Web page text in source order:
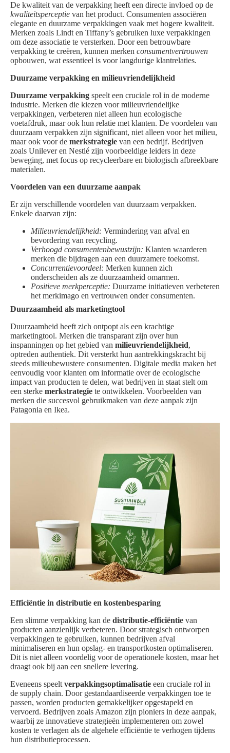
De kwaliteit van de verpakking heeft een directe invloed op de
kwaliteitsperceptie van het product. Consumenten associëren
elegante en duurzame verpakkingen vaak met hogere kwaliteit.
Merken zoals Lindt en Tiffany’s gebruiken luxe verpakkingen
om deze associatie te versterken. Door een betrouwbare
verpakking te creëren, kunnen merken consumentvertrouwen
opbouwen, wat essentieel is voor langdurige klantrelaties.
Duurzame verpakking en milieuvriendelijkheid
Duurzame verpakking speelt een cruciale rol in de moderne
industrie. Merken die kiezen voor milieuvriendelijke
verpakkingen, verbeteren niet alleen hun ecologische
voetafdruk, maar ook hun relatie met klanten. De voordelen van
duurzaam verpakken zijn significant, niet alleen voor het milieu,
maar ook voor de merkstrategie van een bedrijf. Bedrijven
zoals Unilever en Nestlé zijn voorbeeldige leiders in deze
beweging, met focus op recycleerbare en biologisch afbreekbare
materialen.
Voordelen van een duurzame aanpak
Er zijn verschillende voordelen van duurzaam verpakken.
Enkele daarvan zijn:
Milieuvriendelijkheid: Vermindering van afval en
bevordering van recycling.
Verhoogd consumentenbewustzijn: Klanten waarderen
merken die bijdragen aan een duurzamere toekomst.
Concurrentievoordeel: Merken kunnen zich
onderscheiden als ze duurzaamheid omarmen.
Positieve merkperceptie: Duurzame initiatieven verbeteren
het merkimago en vertrouwen onder consumenten.
Duurzaamheid als marketingtool
Duurzaamheid heeft zich ontpopt als een krachtige
marketingtool. Merken die transparant zijn over hun
inspanningen op het gebied van milieuvriendelijkheid,
optreden authentiek. Dit versterkt hun aantrekkingskracht bij
steeds milieubewustere consumenten. Digitale media maken het
eenvoudig voor klanten om informatie over de ecologische
impact van producten te delen, wat bedrijven in staat stelt om
een sterke merkstrategie te ontwikkelen. Voorbeelden van
merken die succesvol gebruikmaken van deze aanpak zijn
Patagonia en Ikea.
Efficiëntie in distributie en kostenbesparing
Een slimme verpakking kan de distributie-efficiëntie van
producten aanzienlijk verbeteren. Door strategisch ontworpen
verpakkingen te gebruiken, kunnen bedrijven afval
minimaliseren en hun opslag- en transportkosten optimaliseren.
Dit is niet alleen voordelig voor de operationele kosten, maar het
draagt ook bij aan een snellere levering.
Eveneens speelt verpakkingsoptimalisatie een cruciale rol in
de supply chain. Door gestandaardiseerde verpakkingen toe te
passen, worden producten gemakkelijker opgestapeld en
vervoerd. Bedrijven zoals Amazon zijn pioniers in deze aanpak,
waarbij ze innovatieve strategieën implementeren om zowel
kosten te verlagen als de algehele efficiëntie te verhogen tijdens
hun distributieprocessen.